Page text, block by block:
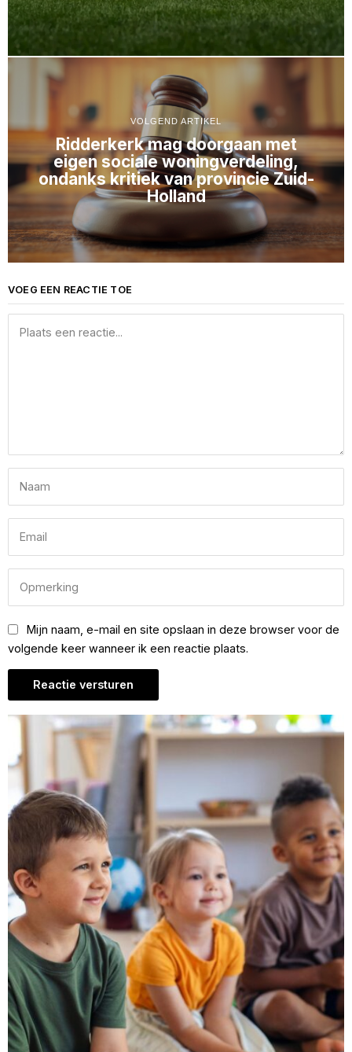
VOLGEND ARTIKEL
Ridderkerk mag doorgaan met
eigen sociale woningverdeling,
ondanks kritiek van provincie Zuid-
Holland
VOEG EEN REACTIE TOE
Mijn naam, e-mail en site opslaan in deze browser voor de
volgende keer wanneer ik een reactie plaats.